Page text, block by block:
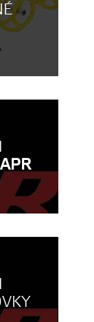
APR